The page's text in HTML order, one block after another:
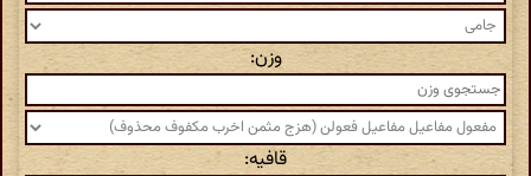
وزن:
قافیه: